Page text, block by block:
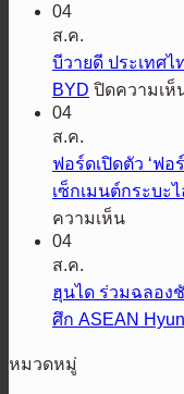
04
ส.ค.
บีวายดี ประเทศ
BYD ปิดความเห็
04
ส.ค.
ฟอร์ดเปิดตัว ‘ฟอ
เซ็กเมนต์กระบะ
ความเห็นบน
เปิด
ตัว
04
ส.ค.
ฮุนได ร่วมฉลองชั
ศึก ASEAN
หมวดหมู่